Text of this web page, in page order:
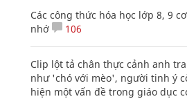
Các công thức hóa học lớp 8, 9
nhớ
106
Clip lột tả chân thực cảnh anh
như 'chó với mèo', người tinh ý
hiện một vấn đề trong giáo dục